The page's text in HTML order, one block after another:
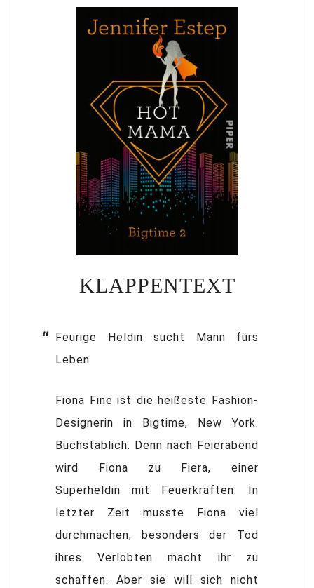
KLAPPENTEXT
Feurige Heldin sucht Mann fürs
Leben
Fiona Fine ist die heißeste Fashion-
Designerin in Bigtime, New York.
Buchstäblich. Denn nach Feierabend
wird Fiona zu Fiera, einer
Superheldin mit Feuerkräften. In
letzter Zeit musste Fiona viel
durchmachen, besonders der Tod
ihres Verlobten macht ihr zu
schaffen. Aber sie will sich nicht